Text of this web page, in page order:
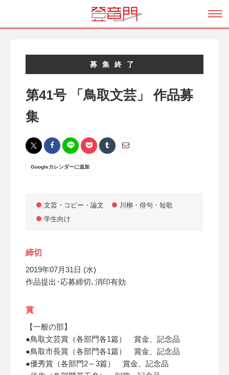
募集終了
第41号 「鳥取文芸」 作品募
集
Googleカレンダーに追加
文芸・コピー・論文
川柳・俳句・短歌
学生向け
締切
2019年07月31日 (水)
作品提出･応募締切､消印有効
賞
【一般の部】
●鳥取文芸賞（各部門各1篇） 賞金、記念品
●鳥取市長賞（各部門各1篇） 賞金、記念品
●優秀賞（各部門2～3篇） 賞金、記念品